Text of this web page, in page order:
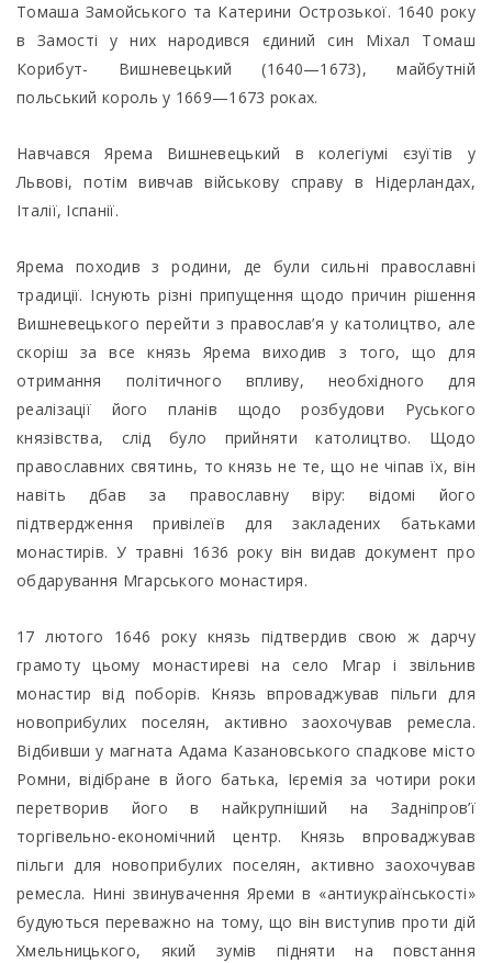
Томаша Замойського та Катерини Острозької. 1640 року
в Замості у них народився єдиний син Міхал Томаш
Корибут- Вишневецький (1640—1673), майбутній
польський король у 1669—1673 роках.
Навчався Ярема Вишневецький в колегіумі єзуїтів у
Львові, потім вивчав військову справу в Нідерландах,
Італії, Іспанії.
Ярема походив з родини, де були сильні православні
традиції. Існують різні припущення щодо причин рішення
Вишневецького перейти з православ’я у католицтво, але
скоріш за все князь Ярема виходив з того, що для
отримання політичного впливу, необхідного для
реалізації його планів щодо розбудови Руського
князівства, слід було прийняти католицтво. Щодо
православних святинь, то князь не те, що не чіпав їх, він
навіть дбав за православну віру: відомі його
підтвердження привілеїв для закладених батьками
монастирів. У травні 1636 року він видав документ про
обдарування Мгарського монастиря.
17 лютого 1646 року князь підтвердив свою ж дарчу
грамоту цьому монастиреві на село Мгар і звільнив
монастир від поборів. Князь впроваджував пільги для
новоприбулих поселян, активно заохочував ремесла.
Відбивши у магната Адама Казановського спадкове місто
Ромни, відібране в його батька, Ієремія за чотири роки
перетворив його в найкрупніший на Задніпров’ї
торгівельно-економічний центр. Князь впроваджував
пільги для новоприбулих поселян, активно заохочував
ремесла. Нині звинувачення Яреми в «антиукраїнськості»
будуються переважно на тому, що він виступив проти дій
Хмельницького, який зумів підняти на повстання